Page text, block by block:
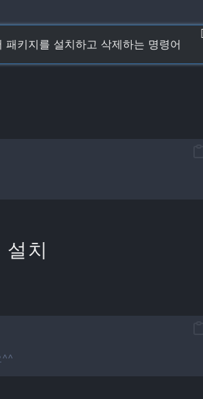
키지를 설치하고 삭제하는 명령어
치
^^